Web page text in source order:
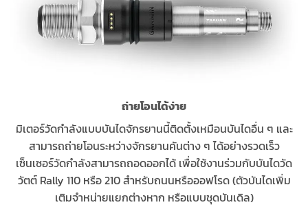
ถ่ายโอนได้ง่าย
มิเตอร์วัดกำลังแบบบันไดจักรยานนี้ติดตั้งเหมือนบันไดอื่น ๆ และ
สามารถถ่ายโอนระหว่างจักรยานคันต่าง ๆ ได้อย่างรวดเร็ว
เซ็นเซอร์วัดกำลังสามารถถอดออกได้ เพื่อใช้งานร่วมกับบันไดวัด
วัตต์ Rally 110 หรือ 210 สำหรับถนนหรือออฟโรด (ตัวบันไดเพิ่ม
เติมจำหน่ายแยกต่างหาก หรือแบบชุดบันเดิล)